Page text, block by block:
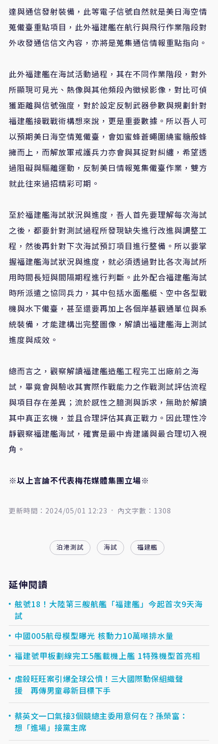
達與通信發射裝備，此等電子信號自然就是美日海空情
蒐儎臺重點項目，此外福建艦在航行與飛行作業階段對
外收發通信信文內容，亦將是蒐集通信情報重點指向。
此外福建艦在海試活動過程，其在不同作業階段，對外
所顯現可見光、熱像與其他頻段內徵候影像，對比可偵
獲距離與信號強度，對於設定反制武器參數與規劃針對
福建艦接戰戰術構想來說，更是重要數據。所以吾人可
以預期美日海空情蒐儎臺，會如蜜蜂蒼蠅圍繞蜜糖般蜂
擁而上，而解放軍戒護兵力亦會與其捉對糾纏，希望透
過阻礙與驅離運動，反制美日情報蒐集儎臺作業，雙方
就此往來過招精彩可期。
至於福建艦海試狀況與進度，吾人首先要理解每次海試
之後，都要針對測試過程所發現缺失進行改進與調整工
程，然後再針對下次海試預訂項目進行整備。所以要掌
握福建艦海試狀況與進度，就必須透過對比各次海試所
用時間長短與間隔期程進行判斷。此外配合福建艦海試
時所派遣之協同兵力，其中包括水面艦艇、空中各型戰
機與水下儎臺，甚至還要再加上各個岸基觀通單位與系
統裝備，才能建構出完整圖像，解讀出福建艦海上測試
進度與成效。
總而言之，觀察解讀福建艦造艦工程完工出廠前之海
試，畢竟會與驗收其實際作戰能力之作戰測試評估流程
與項目存在差異；流於感性之臆測與訴求，無助於解讀
其中真正玄機，並且合理評估其真正戰力。因此理性冷
靜觀察福建艦海試，確實是最中肯建議與最合理切入視
角。
※以上言論不代表梅花媒體集團立場※
更新時間：2024/05/01 12:23 內文字數：1308
泊港測試 海試 福建艦
延伸閱讀
舷號18！大陸第三艘航艦「福建艦」今起首次9天海
試
中國005航母模型曝光 核動力10萬噸排水量
福建號甲板劃線完工5艦載機上艦 1特殊機型首亮相
虐殺旺旺案引爆全球公憤！三大國際動保組織聲
援 再傳男童尋新目標下手
蔡英文一口氣接3個競總主委用意何在？孫榮富：
想「進場」接黨主席